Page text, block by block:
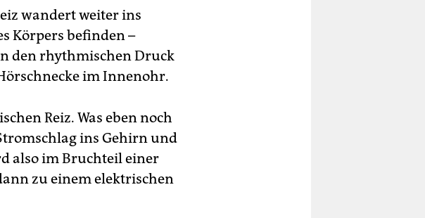
wandert weiter ins
Körpers befinden –
den rhythmischen Druck
im Innenohr.
Reiz. Was eben noch
ins Gehirn und
also im Bruchteil einer
zu einem elektrischen